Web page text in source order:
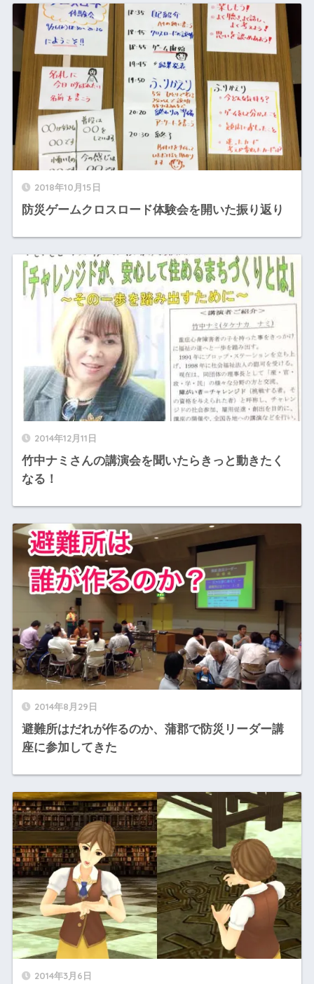
2018年10月15日
防災ゲームクロスロード体験会を開いた振り返り
2014年12月11日
竹中ナミさんの講演会を聞いたらきっと動きたく
なる！
2014年8月29日
避難所はだれが作るのか、蒲郡で防災リーダー講
座に参加してきた
2014年3月6日